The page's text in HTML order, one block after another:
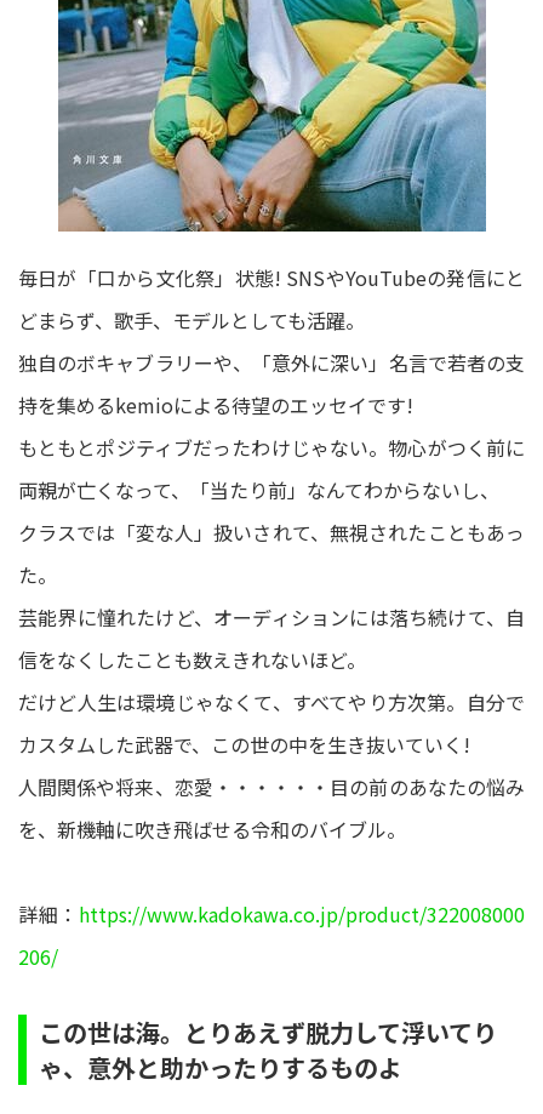
毎日が「口から文化祭」状態! SNSやYouTubeの発信にと
どまらず、歌手、モデルとしても活躍。
独自のボキャブラリーや、「意外に深い」名言で若者の支
持を集めるkemioによる待望のエッセイです!
もともとポジティブだったわけじゃない。物心がつく前に
両親が亡くなって、「当たり前」なんてわからないし、
クラスでは「変な人」扱いされて、無視されたこともあっ
た。
芸能界に憧れたけど、オーディションには落ち続けて、自
信をなくしたことも数えきれないほど。
だけど人生は環境じゃなくて、すべてやり方次第。自分で
カスタムした武器で、この世の中を生き抜いていく!
人間関係や将来、恋愛・・・・・・目の前のあなたの悩み
を、新機軸に吹き飛ばせる令和のバイブル。
詳細： https://www.kadokawa.co.jp/product/322008000
206/
この世は海。とりあえず脱力して浮いてり
ゃ、意外と助かったりするものよ